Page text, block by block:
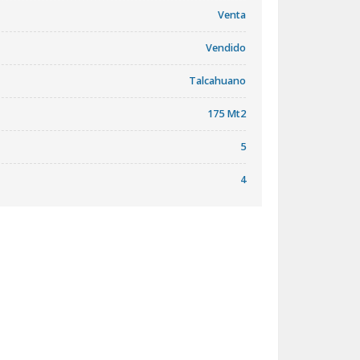
Venta
Vendido
Talcahuano
175 Mt2
5
4